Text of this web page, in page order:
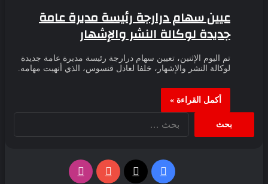
عيين سهام درارجة رئيسة مديرة عامة
جديدة لوكالة النشر والإشهار
تم اليوم الإثنين، تعيين سهام درارجة رئيسة مديرة عامة جديدة
لوكالة النشر والإشهار، خلفا لعادل قنسوس، الذي أنهيت مهامه.
أكمل القراءة »
عن:
فيسبوك ‫YouTubeانستقرام